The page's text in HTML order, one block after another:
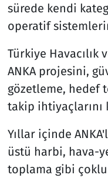
sürede kendi
operatif
Türkiye Havacılık
ANKA projesini,
gözetleme, hedef
takip ihtiyaçlarını
Yıllar içinde
üstü harbi, hava-
toplama gibi